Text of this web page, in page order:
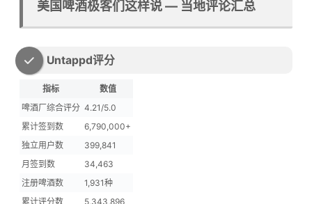
美国啤酒极客们这样说 — 当地评论汇总
Untappd评分
指标
数值
啤酒厂综合评分 4.21/5.0
累计签到数
6,790,000+
独立用户数
399,841
月签到数
34,463
注册啤酒数
1,931种
累计评分数
5,343,896